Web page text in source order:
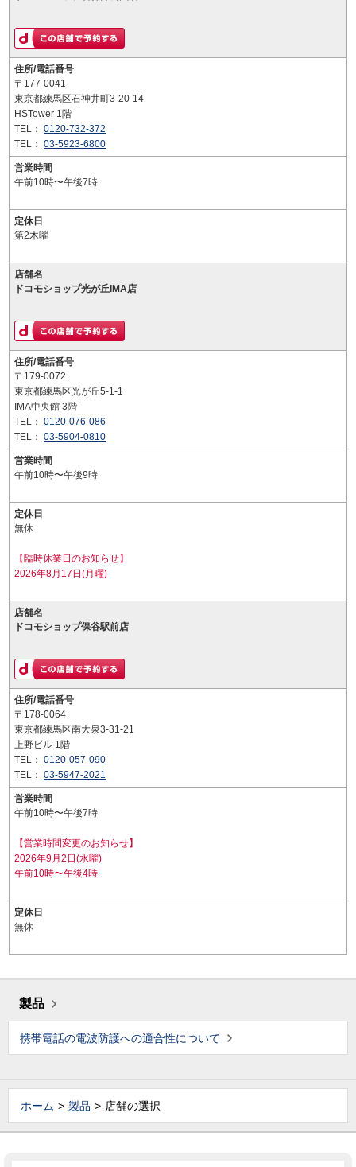
住所/電話番号
〒177-0041
東京都練馬区石神井町3-20-14
HSTower 1階
TEL： 0120-732-372
TEL： 03-5923-6800
営業時間
午前10時〜午後7時
定休日
第2木曜
店舗名
ドコモショップ光が丘IMA店
住所/電話番号
〒179-0072
東京都練馬区光が丘5-1-1
IMA中央館 3階
TEL： 0120-076-086
TEL： 03-5904-0810
営業時間
午前10時〜午後9時
定休日
無休
【臨時休業日のお知らせ】
2026年8月17日(月曜)
店舗名
ドコモショップ保谷駅前店
住所/電話番号
〒178-0064
東京都練馬区南大泉3-31-21
上野ビル 1階
TEL： 0120-057-090
TEL： 03-5947-2021
営業時間
午前10時〜午後7時
【営業時間変更のお知らせ】
2026年9月2日(水曜)
午前10時〜午後4時
定休日
無休
製品
携帯電話の電波防護への適合性について
ホーム 製品 店舗の選択